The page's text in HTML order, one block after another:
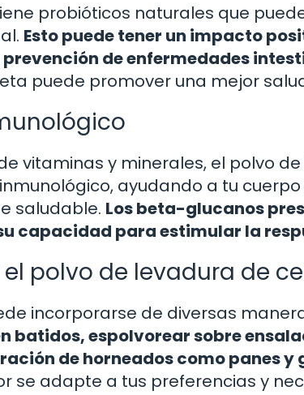
probióticos naturales que
Esto puede tener un impacto
de enfermedades
puede promover una mejor
vitaminas y minerales, el polvo
ayudando a tu
saludable. Los beta-glucanos
capacidad para estimular la
polvo de levadura de
incorporarse de diversas
batidos, espolvorear sobre
de horneados como panes y
se adapte a tus preferencias y